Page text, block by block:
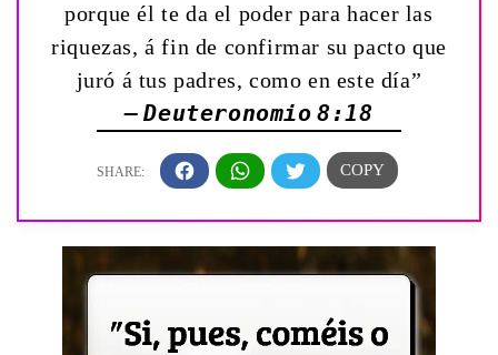
porque él te da el poder para hacer las
riquezas, á fin de confirmar su pacto que
juró á tus padres, como en este día”
— Deuteronomio 8:18